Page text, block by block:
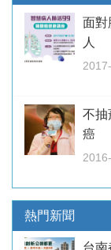
面
人
不
癌
熱門新聞
台